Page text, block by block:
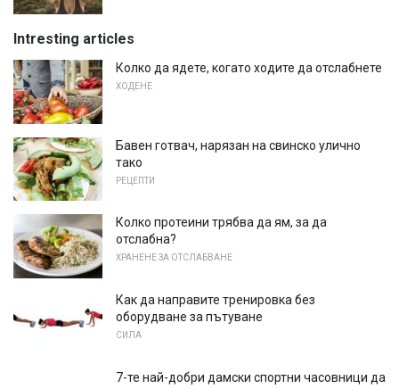
Intresting articles
Колко да ядете, когато ходите да отслабнете
ХОДЕНЕ
Бавен готвач, нарязан на свинско улично
тако
РЕЦЕПТИ
Колко протеини трябва да ям, за да
отслабна?
ХРАНЕНЕ ЗА ОТСЛАБВАНЕ
Как да направите тренировка без
оборудване за пътуване
СИЛА
7-те най-добри дамски спортни часовници да